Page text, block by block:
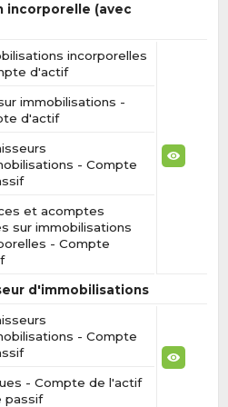
incorporelle (avec
incorporelles
d'actif
immobilisations -
d'actif
- Compte
et acomptes
sur immobilisations
- Compte
d'immobilisations
- Compte
- Compte de l'actif
passif